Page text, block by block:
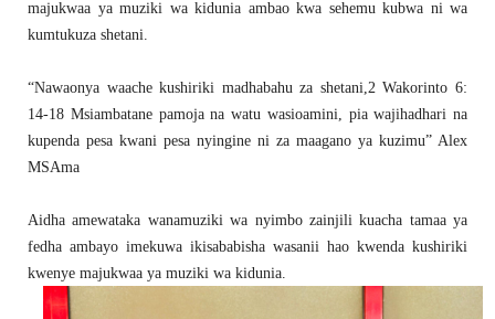
majukwaa ya muziki wa kidunia ambao kwa sehemu kubwa ni wa
kumtukuza shetani.
“Nawaonya waache kushiriki madhabahu za shetani,2 Wakorinto 6:
14-18 Msiambatane pamoja na watu wasioamini, pia wajihadhari na
kupenda pesa kwani pesa nyingine ni za maagano ya kuzimu” Alex
MSAma
Aidha amewataka wanamuziki wa nyimbo zainjili kuacha tamaa ya
fedha ambayo imekuwa ikisababisha wasanii hao kwenda kushiriki
kwenye majukwaa ya muziki wa kidunia.